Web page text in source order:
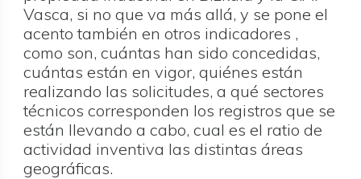
Vasca, si no que va más allá, y se pone el
acento también en otros indicadores ,
como son, cuántas han sido concedidas,
cuántas están en vigor, quiénes están
realizando las solicitudes, a qué sectores
técnicos corresponden los registros que se
están llevando a cabo, cual es el ratio de
actividad inventiva las distintas áreas
geográficas.